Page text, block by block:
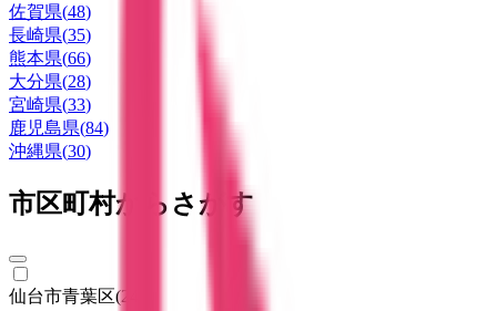
佐賀県(48)
長崎県(35)
熊本県(66)
大分県(28)
宮崎県(33)
鹿児島県(84)
沖縄県(30)
市区町村からさがす
仙台市青葉区(24